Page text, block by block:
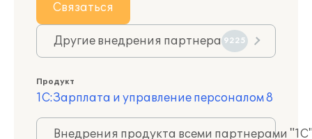
Связаться
Другие внедрения партнера 9225
Продукт
1С:Зарплата и управление персоналом 8
Внедрения продукта всеми партнерами